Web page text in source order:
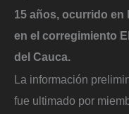
15 años, ocurrido en
en el corregimiento
del Cauca.
La información
fue ultimado por